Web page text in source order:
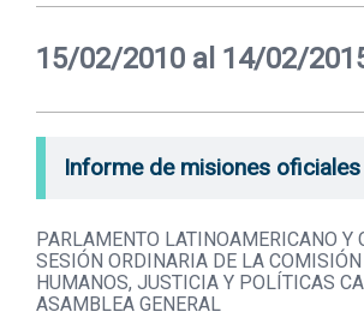
15/02/2010 al 14/02/
Informe de misiones
PARLAMENTO LATINOAMERICANO Y
SESIÓN ORDINARIA DE LA COMISIÓN
HUMANOS, JUSTICIA Y POLÍTICAS
ASAMBLEA GENERAL